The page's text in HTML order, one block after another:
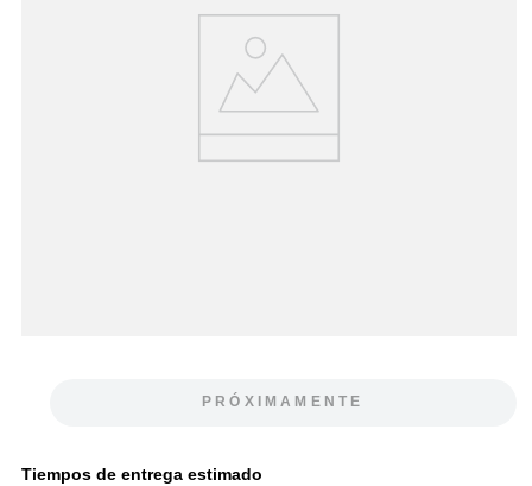
PRÓXIMAMENTE
Tiempos de entrega estimado